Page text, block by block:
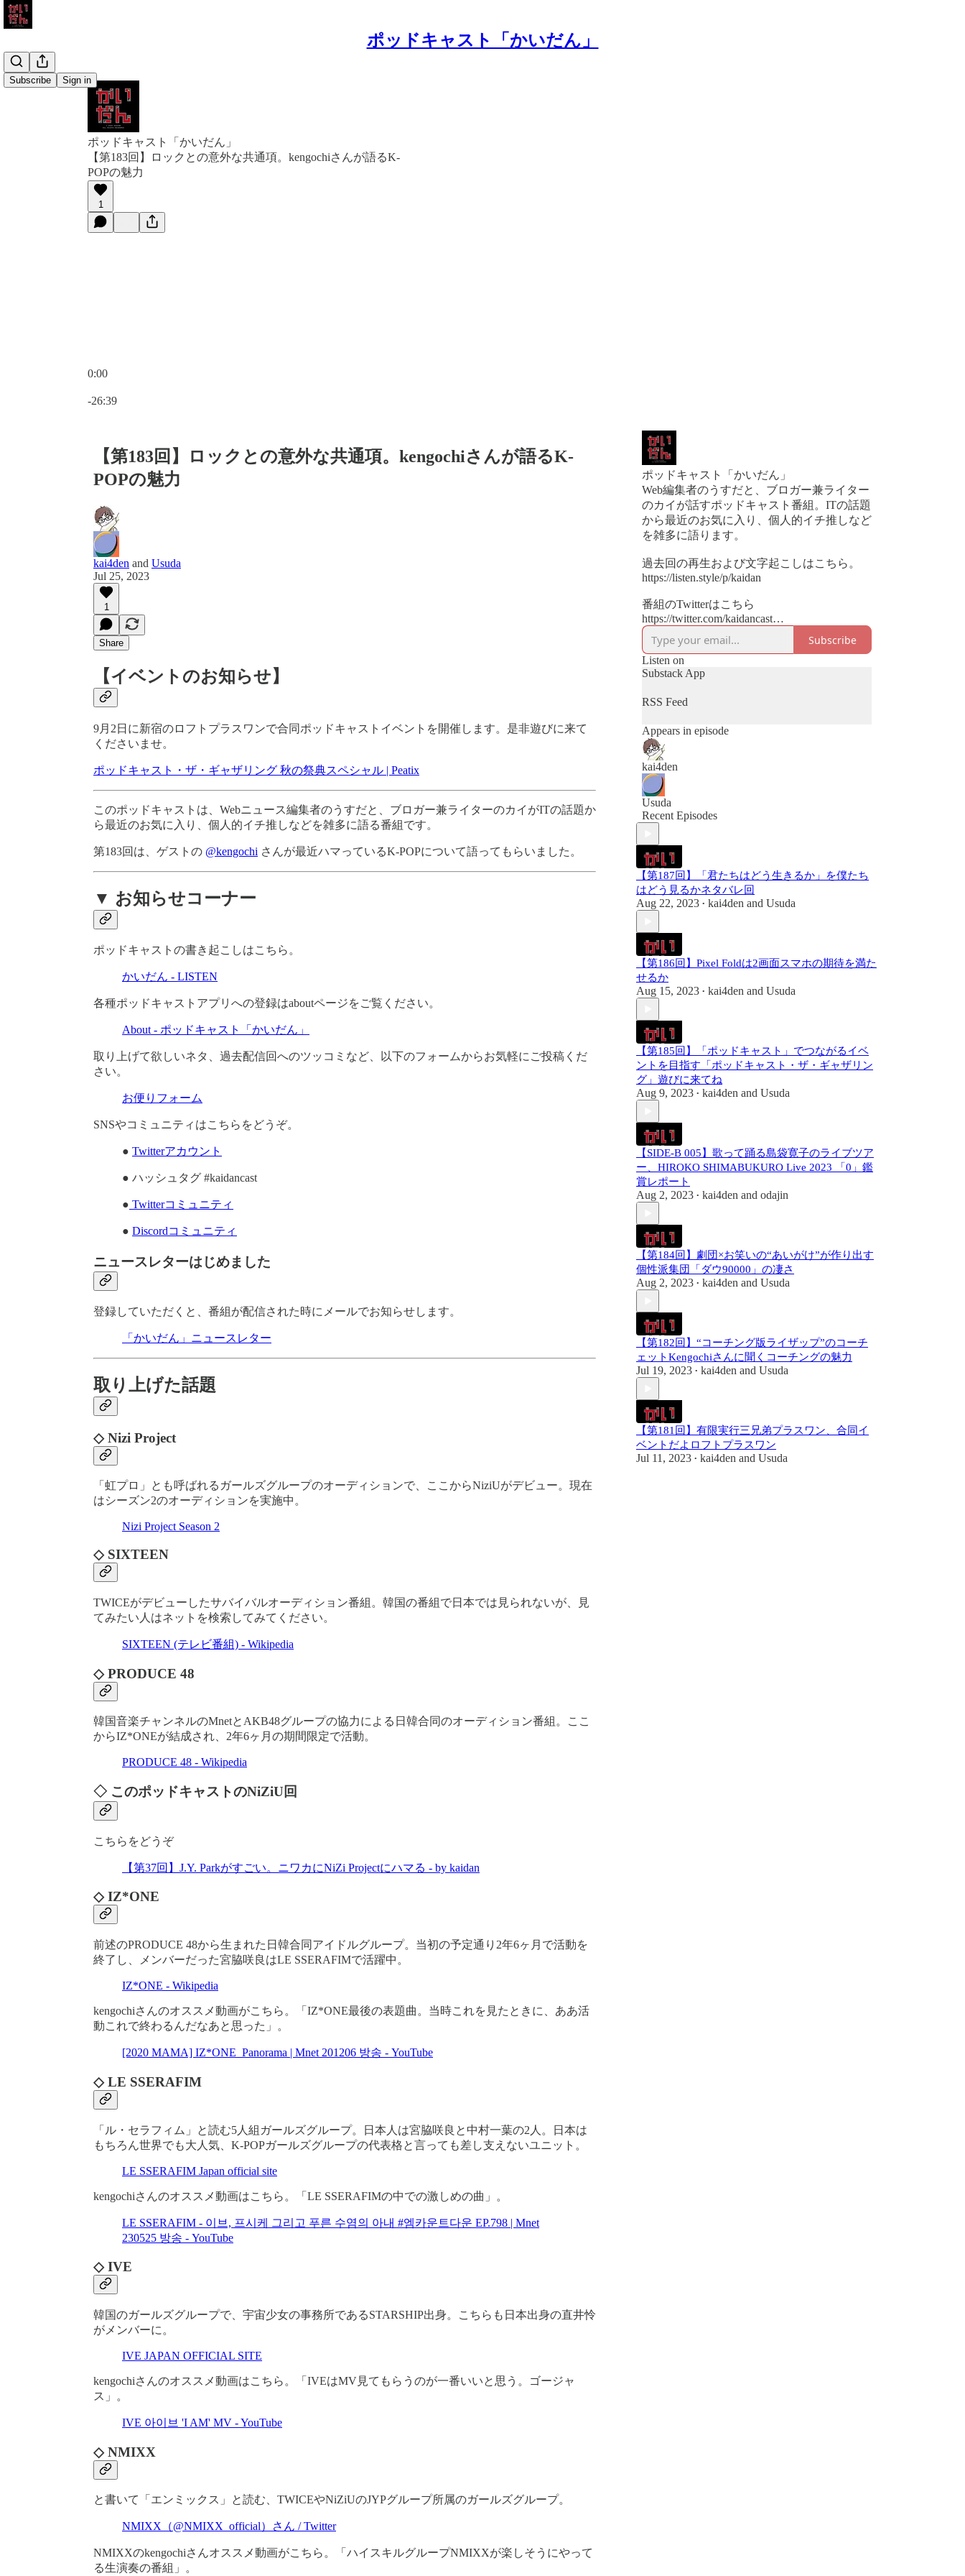
ポッドキャスト「かいだん」
Subscribe Sign in
ポッドキャスト「かいだん」
【第183回】ロックとの意外な共通項。kengochiさんが語るK-
POPの魅力
1
0:00
-26:39
【第183回】ロックとの意外な共通項。kengochiさんが語るK-
POPの魅力
kai4den and Usuda
Jul 25, 2023
1
Share
【イベントのお知らせ】
9月2日に新宿のロフトプラスワンで合同ポッドキャストイベントを開催します。是非遊びに来て
くださいませ。
ポッドキャスト・ザ・ギャザリング 秋の祭典スペシャル | Peatix
このポッドキャストは、Webニュース編集者のうすだと、ブロガー兼ライターのカイがITの話題か
ら最近のお気に入り、個人的イチ推しなどを雑多に語る番組です。
第183回は、ゲストの @kengochi さんが最近ハマっているK-POPについて語ってもらいました。
▼ お知らせコーナー
ポッドキャストの書き起こしはこちら。
かいだん - LISTEN
各種ポッドキャストアプリへの登録はaboutページをご覧ください。
About - ポッドキャスト「かいだん」
取り上げて欲しいネタ、過去配信回へのツッコミなど、以下のフォームからお気軽にご投稿くだ
さい。
お便りフォーム
SNSやコミュニティはこちらをどうぞ。
● Twitterアカウント
● ハッシュタグ #kaidancast
● Twitterコミュニティ
● Discordコミュニティ
ニュースレターはじめました
登録していただくと、番組が配信された時にメールでお知らせします。
「かいだん」ニュースレター
取り上げた話題
◇ Nizi Project
「虹プロ」とも呼ばれるガールズグループのオーディションで、ここからNiziUがデビュー。現在
はシーズン2のオーディションを実施中。
Nizi Project Season 2
◇ SIXTEEN
TWICEがデビューしたサバイバルオーディション番組。韓国の番組で日本では見られないが、見
てみたい人はネットを検索してみてください。
SIXTEEN (テレビ番組) - Wikipedia
◇ PRODUCE 48
韓国音楽チャンネルのMnetとAKB48グループの協力による日韓合同のオーディション番組。ここ
からIZ*ONEが結成され、2年6ヶ月の期間限定で活動。
PRODUCE 48 - Wikipedia
◇ このポッドキャストのNiZiU回
こちらをどうぞ
【第37回】J.Y. Parkがすごい。ニワカにNiZi Projectにハマる - by kaidan
◇ IZ*ONE
前述のPRODUCE 48から生まれた日韓合同アイドルグループ。当初の予定通り2年6ヶ月で活動を
終了し、メンバーだった宮脇咲良はLE SSERAFIMで活躍中。
IZ*ONE - Wikipedia
kengochiさんのオススメ動画がこちら。「IZ*ONE最後の表題曲。当時これを見たときに、ああ活
動これで終わるんだなあと思った」。
[2020 MAMA] IZ*ONE_Panorama | Mnet 201206 방송 - YouTube
◇ LE SSERAFIM
「ル・セラフィム」と読む5人組ガールズグループ。日本人は宮脇咲良と中村一葉の2人。日本は
もちろん世界でも大人気、K-POPガールズグループの代表格と言っても差し支えないユニット。
LE SSERAFIM Japan official site
kengochiさんのオススメ動画はこちら。「LE SSERAFIMの中での激しめの曲」。
LE SSERAFIM - 이브, 프시케 그리고 푸른 수염의 아내 #엠카운트다운 EP.798 | Mnet
230525 방송 - YouTube
◇ IVE
韓国のガールズグループで、宇宙少女の事務所であるSTARSHIP出身。こちらも日本出身の直井怜
がメンバーに。
IVE JAPAN OFFICIAL SITE
kengochiさんのオススメ動画はこちら。「IVEはMV見てもらうのが一番いいと思う。ゴージャ
ス」。
IVE 아이브 'I AM' MV - YouTube
◇ NMIXX
と書いて「エンミックス」と読む、TWICEやNiZiUのJYPグループ所属のガールズグループ。
NMIXX（@NMIXX_official）さん / Twitter
NMIXXのkengochiさんオススメ動画がこちら。「ハイスキルグループNMIXXが楽しそうにやって
る生演奏の番組」。
ポッドキャスト「かいだん」
Web編集者のうすだと、ブロガー兼ライター
のカイが話すポッドキャスト番組。ITの話題
から最近のお気に入り、個人的イチ推しなど
を雑多に語ります。
過去回の再生および文字起こしはこちら。
https://listen.style/p/kaidan
番組のTwitterはこちら
https://twitter.com/kaidancast
番組へのお便りはこちら
https://docs.google.com/forms/d/e/1FAIpQLScbu
CYZFjZU9E_6-
m
番組の感想や要望を投稿できるDiscordコミ
ュニティを始めました。無料ですのでお気軽
にどうぞ。
かいだんのつぶやき（Discordコミュニテ
ィ）
https://discord.gg/uWFqJdrRPQ
あります。
https://twitter.com/i/communities/14978017717582
56132
Subscribe
Listen on
Substack App
RSS Feed
Appears in episode
kai4den
Usuda
Recent Episodes
【第187回】「君たちはどう生きるか」を僕たち
はどう見るかネタバレ回
Aug 22, 2023 • kai4den and Usuda
【第186回】Pixel Foldは2画面スマホの期待を満た
せるか
Aug 15, 2023 • kai4den and Usuda
【第185回】「ポッドキャスト」でつながるイベ
ントを目指す「ポッドキャスト・ザ・ギャザリン
グ」遊びに来てね
Aug 9, 2023 • kai4den and Usuda
【SIDE-B 005】歌って踊る島袋寛子のライブツア
ー、HIROKO SHIMABUKURO Live 2023 「0」鑑
賞レポート
Aug 2, 2023 • kai4den and odajin
【第184回】劇団×お笑いの“あいがけ”が作り出す
個性派集団「ダウ90000」の凄さ
Aug 2, 2023 • kai4den and Usuda
【第182回】“コーチング版ライザップ”のコーチ
ェットKengochiさんに聞くコーチングの魅力
Jul 19, 2023 • kai4den and Usuda
【第181回】有限実行三兄弟プラスワン、合同イ
ベントだよロフトプラスワン
Jul 11, 2023 • kai4den and Usuda